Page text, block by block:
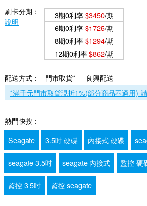
刷卡分期：
說明
3期0利率$3450/期
6期0利率$1725/期
8期0利率$1294/期
12期0利率$862/期
配送方式： 門市取貨*
良興配送
*滿千元門市取貨現折1%(部分商品不適用)-
熱門快搜：
Seagate
3.5吋 硬碟 內接式 硬碟
seagate 3.5吋 seagate 內接式 監控 硬
監控 3.5吋 監控 seagate